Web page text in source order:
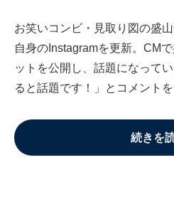
お笑いコンビ・見取り図の盛
自身のInstagramを更新。CM
ットを公開し、話題になって
ると話題です！」とコメント
続きを